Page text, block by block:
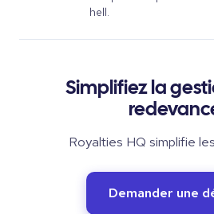
hell.
Simplifiez la
Royalties HQ simplifie
Demander une